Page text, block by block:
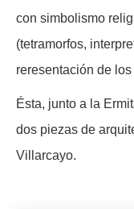
con simbolismo
(tetramorfos,
reresentación de
Ésta, junto a la
dos piezas de
Villarcayo.